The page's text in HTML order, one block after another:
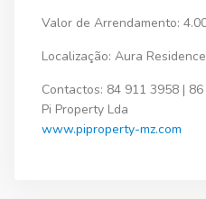
Valor de Arrendamento:
Localização: Aura
Contactos: 84 911 3958 |
Pi Property Lda
www.piproperty-mz.com